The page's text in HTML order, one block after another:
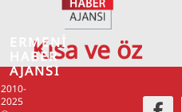
Kısa ve öz
2010-
2025
ERMENİ
HABER
AJANSI